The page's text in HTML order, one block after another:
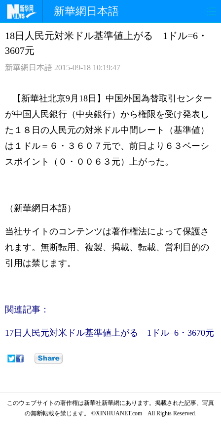
新華網日本語
ホームページ 政治 経済
中日対訳
18日人民元対米ドル基準値上がる 1ドル=6・
3607元
新華網日本語 2015-09-18 10:19:47
【新華社北京9月18日】中国外国為替取引センター
が中国人民銀行（中央銀行）から権限を受け発表し
た１８日の人民元の対米ドル中間レート（基準値）
は１ドル＝６・３６０７元で、前日より６３ベーシ
スポイント（０・００６３元）上がった。
（新華網日本語）
当社サイトのコンテンツは著作権法によって保護さ
れます。無断転用、複製、掲載、転載、営利目的の
引用は禁じます。
関連記事：
17日人民元対米ドル基準値上がる 1ドル=6・3670元
このウェブサイトの著作権は新華社新華網にあります。掲載された記事、写真
の無断転載を禁じます。 ©XINHUANET.com All Rights Reserved.